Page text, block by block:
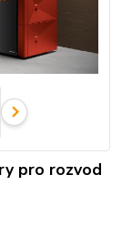
pro rozvod